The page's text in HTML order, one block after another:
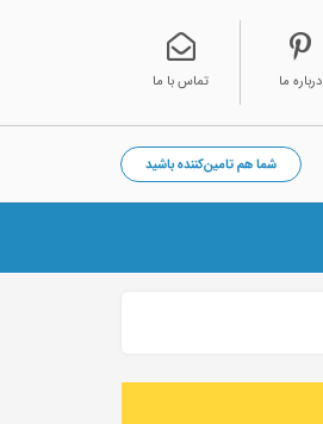
تماس با ما درباره ما
شما هم تامین‌کننده باشید